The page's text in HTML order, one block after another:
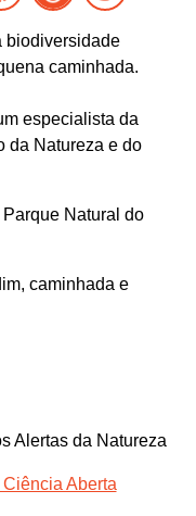
biodiversidade
caminhada.
especialista da
da Natureza e do
Natural do
caminhada e
Alertas da Natureza
Aberta